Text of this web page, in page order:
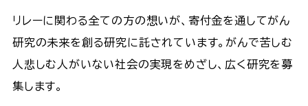
リレーに関わる全ての方の想いが、寄付金を通してがん
研究の未来を創る研究に託されています。がんで苦しむ
人悲しむ人がいない社会の実現をめざし、広く研究を募
集します。